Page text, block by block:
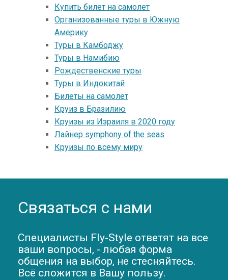
Купить билет на самолет
Организованные туры в Южную
Америку
Туры в Камбоджу
Туры в Намибию
Рождественские туры
Туры в Индокитай
Билеты на самолет
Круиз в Бразилию
Круизы из Израиля в 2020 году
Лайнер symphony of the seas
Круизы по всему миру
Связаться с нами
Специалисты Fly-Style ответят на все
ваши вопросы, - любая форма
общения на выбор, не стесняйтесь.
Всё сложится в Вашу пользу.